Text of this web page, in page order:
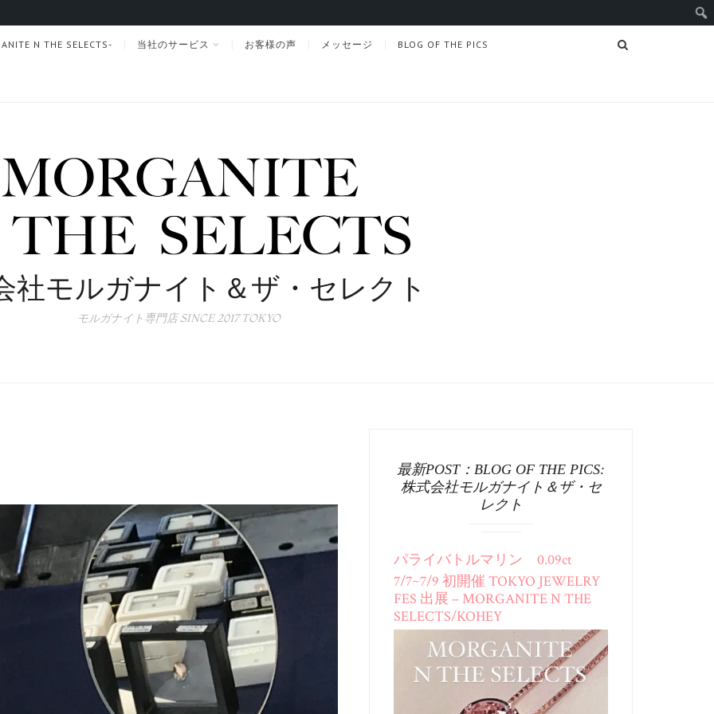
N THE SELECTS- 当社のサービス お客様の声 メッセージ BLOG OF THE PICS
社モルガナイト＆ザ・セレクト
モルガナイト専門店 SINCE 2017 TOKYO
最新POST：BLOG OF THE PICS:
株式会社モルガナイト＆ザ・セ
レクト
パライバトルマリン 0.09ct
7/7~7/9 初開催 TOKYO JEWELRY
FES 出展 – MORGANITE N THE
SELECTS/KOHEY